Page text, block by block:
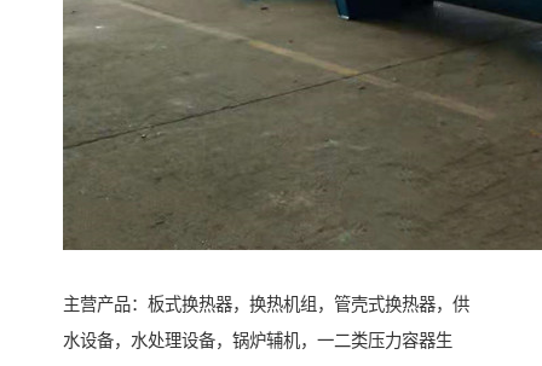
主营产品：板式换热器，换热机组，管壳式换热器，供
水设备，水处理设备，锅炉辅机，一二类压力容器生